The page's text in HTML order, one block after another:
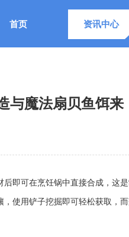
首页 资讯中心
与魔法扇贝鱼饵来
即可在烹饪锅中直接合成，这
使用铲子挖掘即可轻松获取，